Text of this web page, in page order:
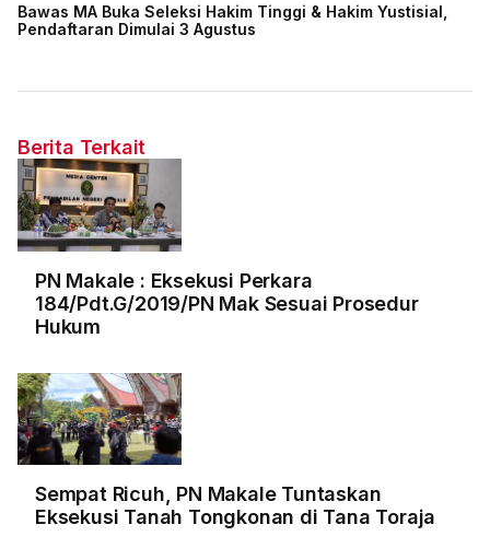
Bawas MA Buka Seleksi Hakim Tinggi & Hakim Yustisial,
Pendaftaran Dimulai 3 Agustus
Berita Terkait
PN Makale : Eksekusi Perkara
184/Pdt.G/2019/PN Mak Sesuai Prosedur
Hukum
Sempat Ricuh, PN Makale Tuntaskan
Eksekusi Tanah Tongkonan di Tana Toraja